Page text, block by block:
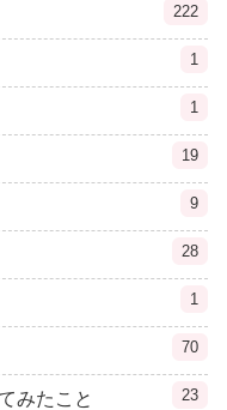
222
1
1
19
9
28
1
70
みたこと 23